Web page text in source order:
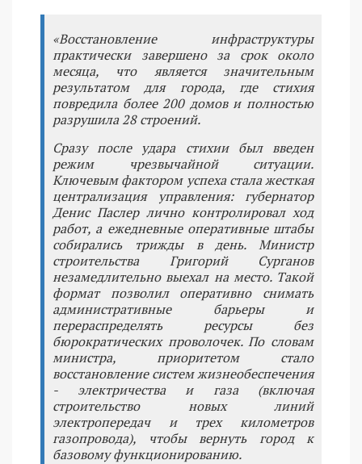
«Восстановление инфраструктуры
практически завершено за срок около
месяца, что является значительным
результатом для города, где стихия
повредила более 200 домов и полностью
разрушила 28 строений.
Сразу после удара стихии был введен
режим чрезвычайной ситуации.
Ключевым фактором успеха стала жесткая
централизация управления: губернатор
Денис Паслер лично контролировал ход
работ, а ежедневные оперативные штабы
собирались трижды в день. Министр
строительства Григорий Сурганов
незамедлительно выехал на место. Такой
формат позволил оперативно снимать
административные барьеры и
перераспределять ресурсы без
бюрократических проволочек. По словам
министра, приоритетом стало
восстановление систем жизнеобеспечения
- электричества и газа (включая
строительство новых линий
электропередач и трех километров
газопровода), чтобы вернуть город к
базовому функционированию.